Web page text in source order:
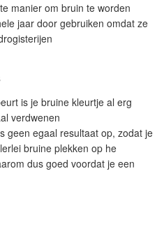
manier om bruin te worden
jaar door gebruiken omdat ze
is je bruine kleurtje al erg
verdwenen
geen egaal resultaat op, zodat je
bruine plekken op he
dus goed voordat je een